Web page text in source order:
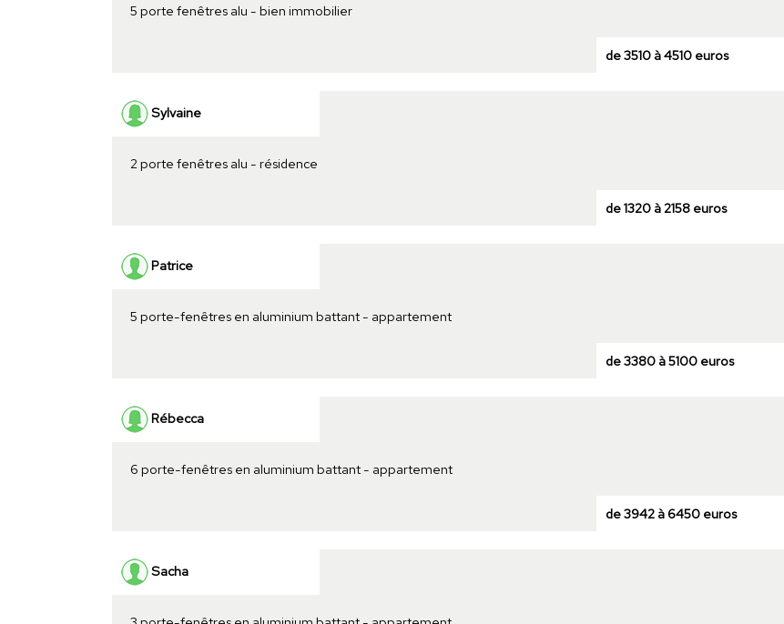
5 porte fenêtres alu - bien immobilier
de 3510 à 4510 euros
Sylvaine
2 porte fenêtres alu - résidence
de 1320 à 2158 euros
Patrice
5 porte-fenêtres en aluminium battant - appartement
de 3380 à 5100 euros
Rébecca
6 porte-fenêtres en aluminium battant - appartement
de 3942 à 6450 euros
Sacha